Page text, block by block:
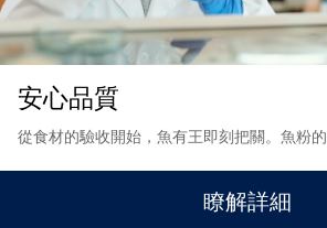
安心品質
從食材的驗收開始，魚有王即刻把關。魚粉的
瞭解詳細